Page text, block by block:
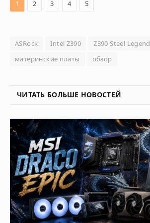
1 2 3 4 5
ASRock Intel Z390
Z390 Steel Legend
материнские платы
обзор
ЧИТАТЬ БОЛЬШЕ НОВОСТЕЙ